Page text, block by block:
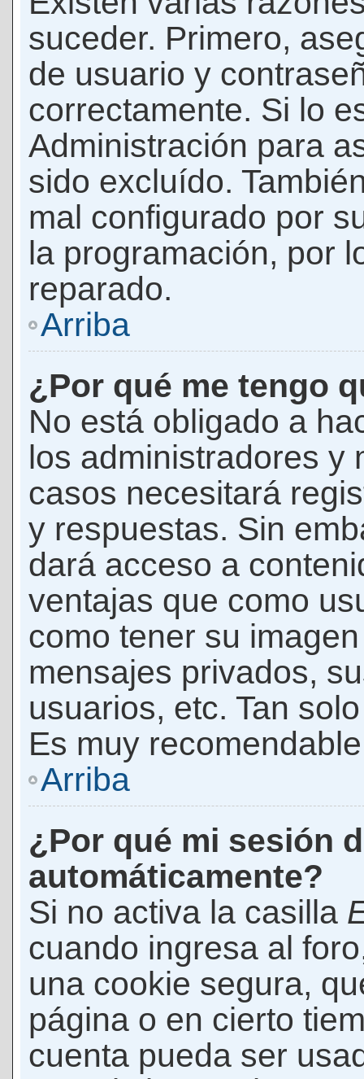
suceder. Primero,
de usuario y
correctamente. Si lo
Administración para
sido excluído.
mal configurado por
la programación, por
reparado.
Arriba
¿Por qué me tengo
No está obligado a
los administradores y
casos necesitará
y respuestas. Sin
dará acceso a
ventajas que como
como tener su
mensajes privados,
usuarios, etc. Tan
Es muy
Arriba
¿Por qué mi sesión
automáticamente?
Si no activa la casilla
cuando ingresa al
una cookie segura,
página o en cierto
cuenta pueda ser